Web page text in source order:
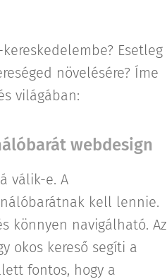
Esetleg
növelésére? Íme
világában:
webdesign
válik-e. A
kell lennie.
könnyen navigálható. Az
okos kereső segíti a
fontos, hogy a